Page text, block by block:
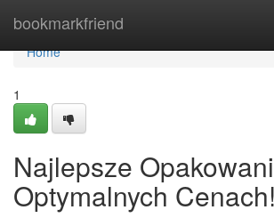
bookmarkfriend
Home
Home
1
Najlepsze
Optymalnych Cenach!